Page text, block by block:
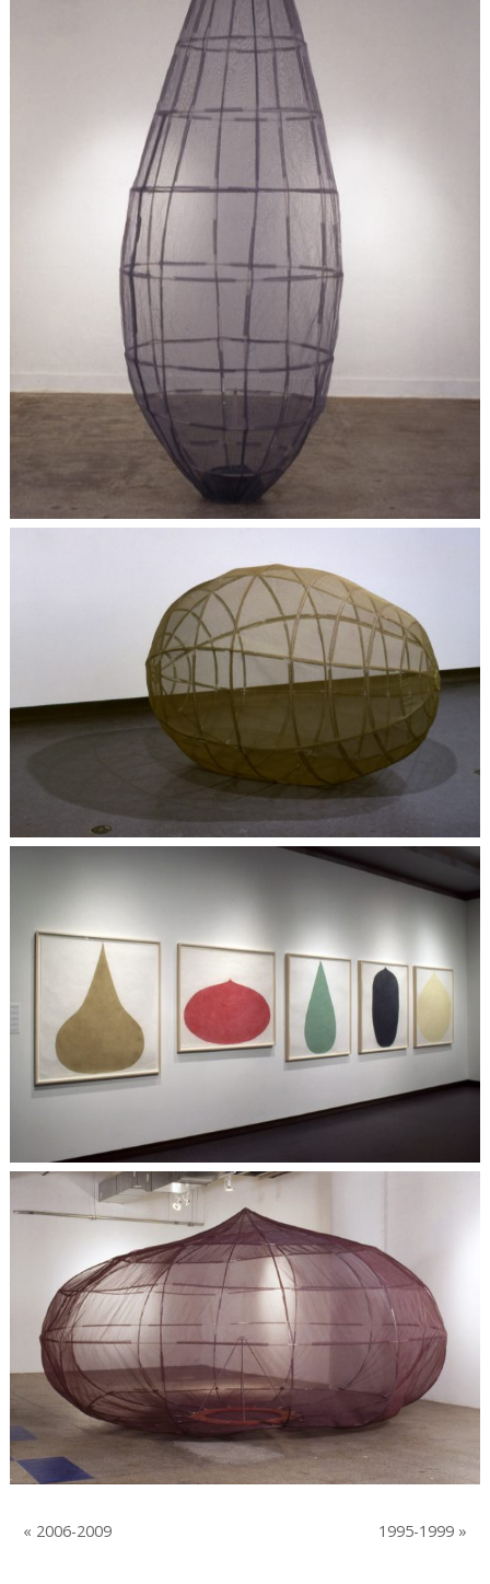
« 2006-2009 1995-1999 »